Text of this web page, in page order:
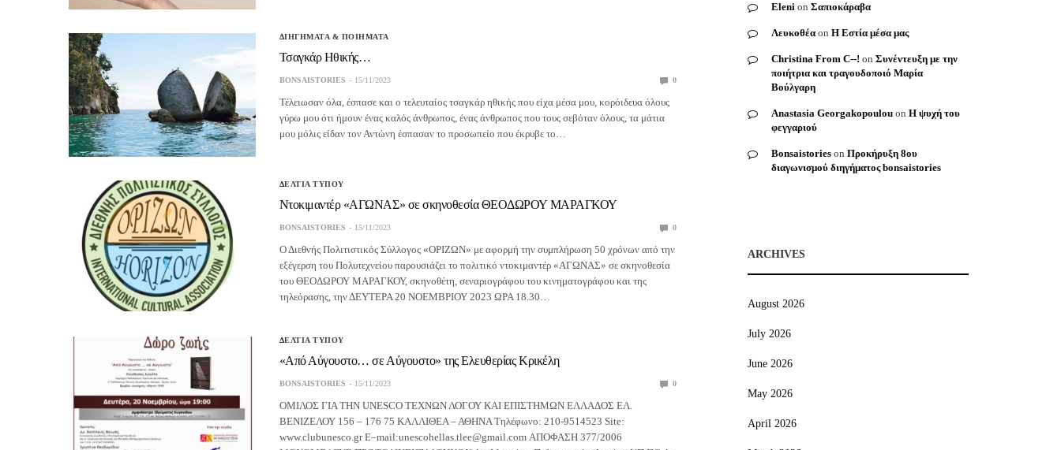
ΔΙΗΓΗΜΑΤΑ & ΠΟΙΗΜΑΤΑ
Τσαγκάρ Ηθικής…
BONSAISTORIES 15/11/2023 0
Τέλειωσαν όλα, έσπασε και ο τελευταίος τσαγκάρ ηθικής που είχα μέσα μου, κορόιδευα όλους
γύρω μου ότι ήμουν ένας καλός άνθρωπος, ένας άνθρωπος που τους σεβόταν όλους, τα μάτια
μου μόλις είδαν τον Αντώνη έσπασαν το προσωπείο που έκρυβε το…
ΔΕΛΤΙΑ ΤΥΠΟΥ
Ντοκιμαντέρ «ΑΓΩΝΑΣ» σε σκηνοθεσία ΘΕΟΔΩΡΟΥ ΜΑΡΑΓΚΟΥ
BONSAISTORIES 15/11/2023 0
Ο Διεθνής Πολιτιστικός Σύλλογος «ΟΡΙΖΩΝ» με αφορμή την συμπλήρωση 50 χρόνων από την
εξέγερση του Πολυτεχνείου παρουσιάζει το πολιτικό ντοκιμαντέρ «ΑΓΩΝΑΣ» σε σκηνοθεσία
του ΘΕΟΔΩΡΟΥ ΜΑΡΑΓΚΟΥ, σκηνοθέτη, σεναριογράφου του κινηματογράφου και της
τηλεόρασης, την ΔΕΥΤΕΡΑ 20 ΝΟΕΜΒΡΙΟΥ 2023 ΩΡΑ 18.30…
ΔΕΛΤΙΑ ΤΥΠΟΥ
«Από Αύγουστο… σε Αύγουστο» της Ελευθερίας Κρικέλη
BONSAISTORIES 15/11/2023 0
ΟΜΙΛΟΣ ΓΙΑ ΤΗΝ UNESCO ΤΕΧΝΩΝ ΛΟΓΟΥ ΚΑΙ ΕΠΙΣΤΗΜΩΝ ΕΛΛΑΔΟΣ ΕΛ.
ΒΕΝΙΖΕΛΟΥ 156 – 176 75 ΚΑΛΛΙΘΕΑ – ΑΘΗΝΑ Τηλέφωνο: 210-9514523 Site:
www.clubunesco.gr E–mail:unescohellas.tlee@gmail.com ΑΠΟΦΑΣΗ 377/2006
Eleni on Σαπιοκάραβα
Λευκοθέα on Η Εστία μέσα μας
Christina From C--! on Συνέντευξη με την
ποιήτρια και τραγουδοποιό Μαρία
Βούλγαρη
Anastasia Georgakopoulou on Η ψυχή του
φεγγαριού
Bonsaistories on Προκήρυξη 8ου
διαγωνισμού διηγήματος bonsaistories
ARCHIVES
August 2026
July 2026
June 2026
May 2026
April 2026